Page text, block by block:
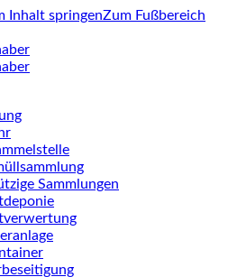
Inhalt springenZum Fußbereich
Sammlungen